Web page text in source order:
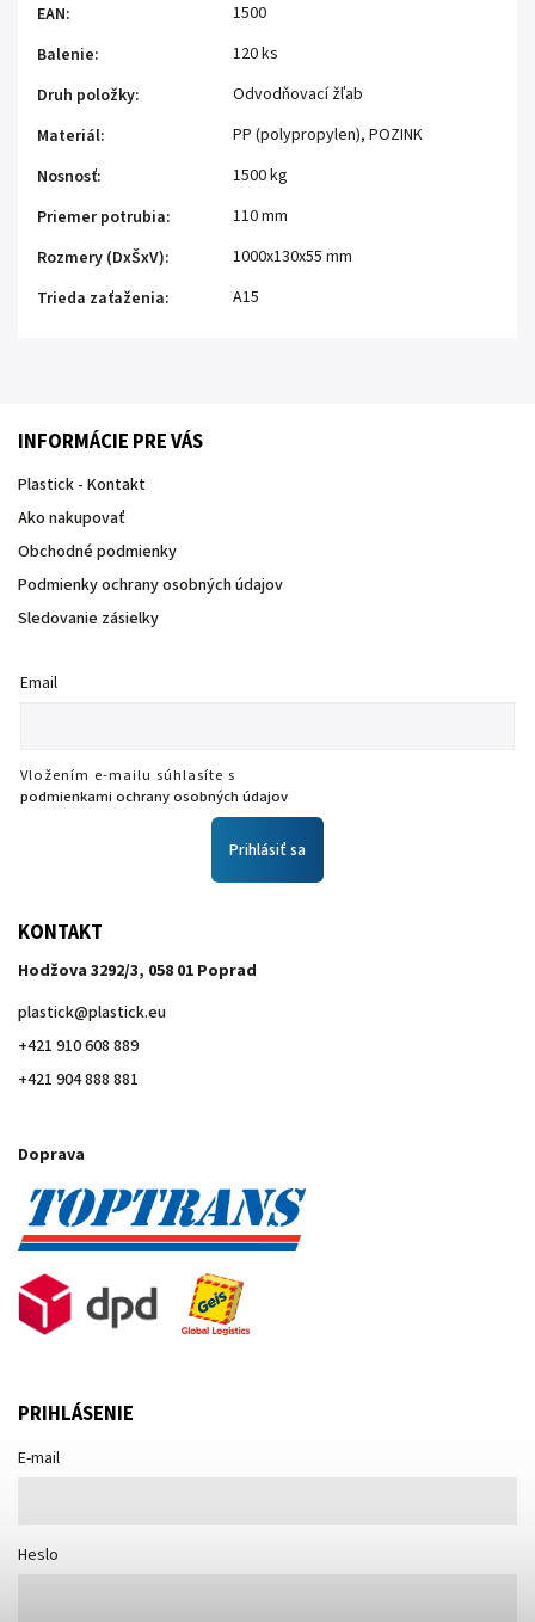
EAN:
1500
Balenie:
120 ks
Druh položky:
Odvodňovací žľab
Materiál:
PP (polypropylen), POZINK
Nosnosť:
1500 kg
Priemer potrubia:
110 mm
Rozmery (DxŠxV):
1000x130x55 mm
Trieda zaťaženia: A15
INFORMÁCIE PRE VÁS
Plastick - Kontakt
Ako nakupovať
Obchodné podmienky
Podmienky ochrany osobných údajov
Sledovanie zásielky
Email
Vložením e-mailu súhlasíte s
podmienkami ochrany osobných údajov
Prihlásiť sa
KONTAKT
Hodžova 3292/3, 058 01 Poprad
plastick@plastick.eu
+421 910 608 889
+421 904 888 881
Doprava
PRIHLÁSENIE
E-mail
Heslo